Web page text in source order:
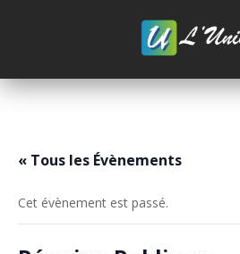
« Tous les Évènements
Cet évènement est passé.